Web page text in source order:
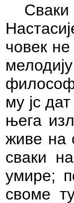
човек
му јс
њега
живе на
сваки
умире;
своме